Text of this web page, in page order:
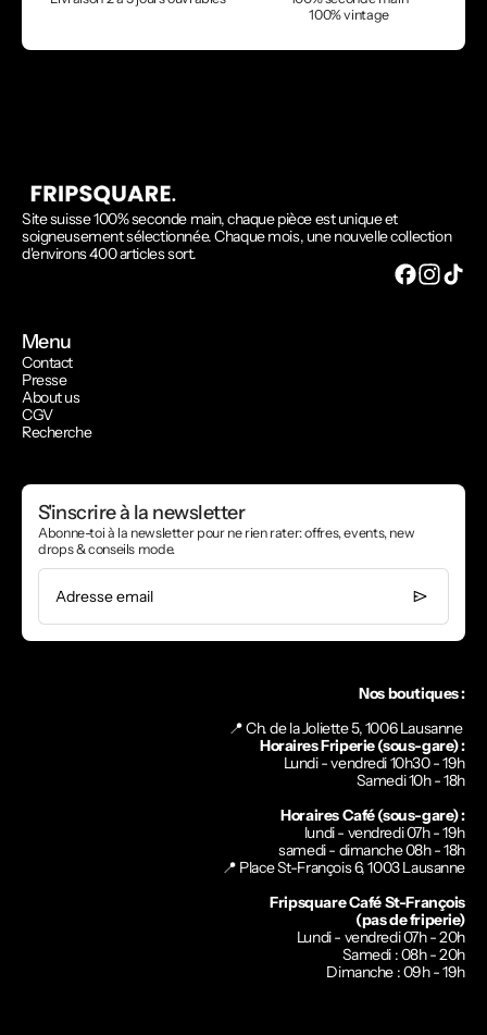
100% vintage
Site suisse 100% seconde main, chaque pièce est unique et
soigneusement sélectionnée. Chaque mois, une nouvelle collection
d'environs 400 articles sort.
Menu
Contact
Presse
About us
CGV
Recherche
S'inscrire à la newsletter
Abonne-toi à la newsletter pour ne rien rater: offres, events, new
drops & conseils mode.
Adresse email
Nos boutiques :
📍 Ch. de la Joliette 5, 1006 Lausanne
Horaires Friperie (sous-gare) :
Lundi - vendredi 10h30 - 19h
Samedi 10h - 18h
Horaires Café (sous-gare) :
lundi - vendredi 07h - 19h
samedi - dimanche 08h - 18h
📍 Place St-François 6, 1003 Lausanne
Fripsquare Café St-François
(pas de friperie)
Lundi - vendredi 07h - 20h
Samedi : 08h - 20h
Dimanche : 09h - 19h